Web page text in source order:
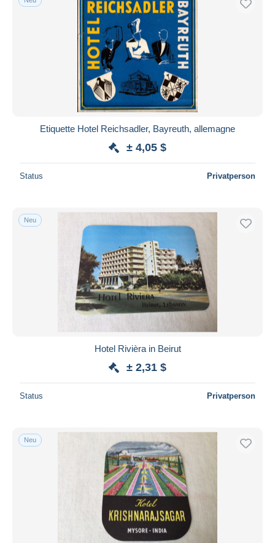
Etiquette Hotel Reichsadler, Bayreuth, allemagne
± 4,05 $
Status Privatperson
Neu
Hotel Rivièra in Beirut
± 2,31 $
Status Privatperson
Neu